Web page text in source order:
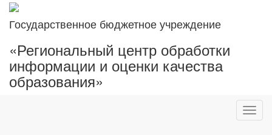
Государственное бюджетное учреждение
«Региональный центр обработки
информации и оценки качества
образования»